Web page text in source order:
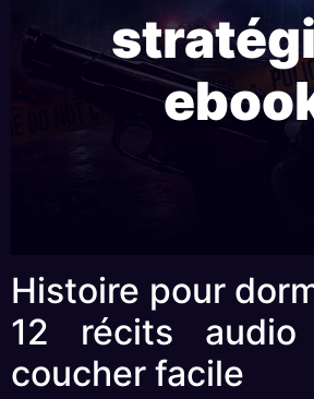
Histoire pour
12 récits
coucher facile